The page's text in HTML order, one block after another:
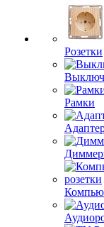
Розетки
Рамки